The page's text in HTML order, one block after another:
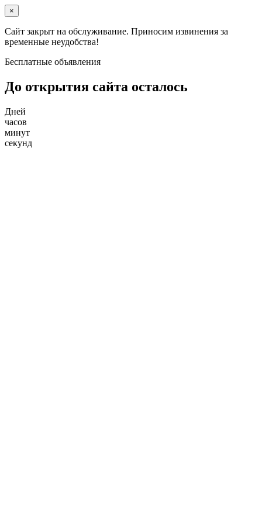
×
Сайт закрыт на обслуживание. Приносим извинения за
временные неудобства!
Бесплатные объявления
До открытия сайта осталось
Дней
часов
минут
секунд